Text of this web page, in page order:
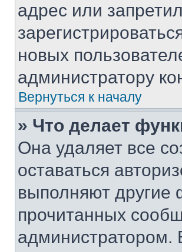
адрес или
новых
администратору
Вернуться к началу
» Что делает
Она удаляет все
оставаться
выполняют другие
прочитанных
администратором.